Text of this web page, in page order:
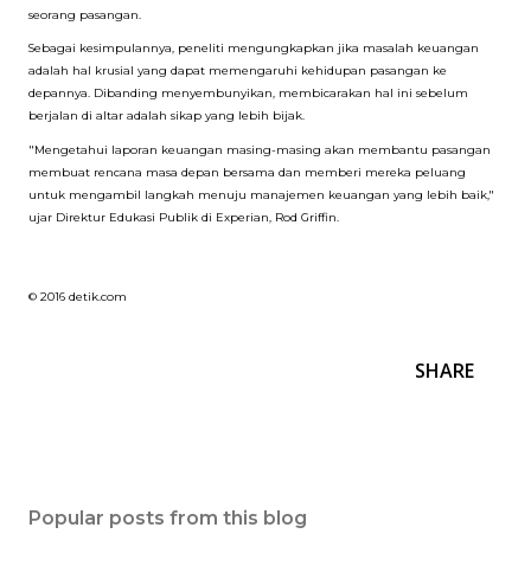
seorang pasangan.
Sebagai kesimpulannya, peneliti mengungkapkan jika masalah keuangan
adalah hal krusial yang dapat memengaruhi kehidupan pasangan ke
depannya. Dibanding menyembunyikan, membicarakan hal ini sebelum
berjalan di altar adalah sikap yang lebih bijak.
"Mengetahui laporan keuangan masing-masing akan membantu pasangan
membuat rencana masa depan bersama dan memberi mereka peluang
untuk mengambil langkah menuju manajemen keuangan yang lebih baik,"
ujar Direktur Edukasi Publik di Experian, Rod Griffin.
© 2016 detik.com
SHARE
Popular posts from this blog